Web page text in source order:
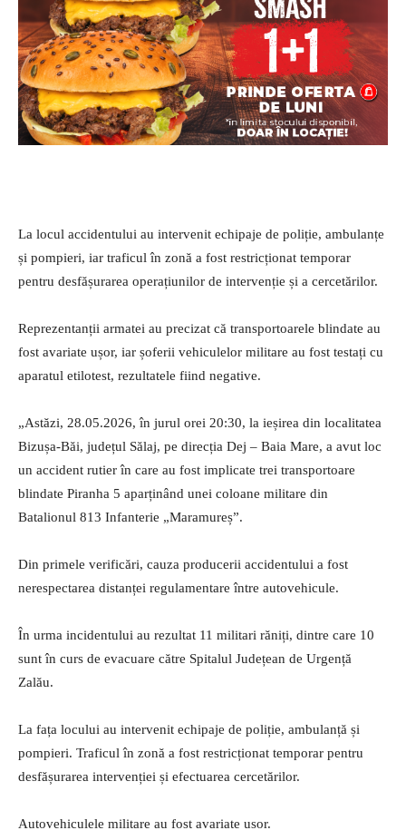
La locul accidentului au intervenit echipaje de poliție, ambulanțe
și pompieri, iar traficul în zonă a fost restricționat temporar
pentru desfășurarea operațiunilor de intervenție și a cercetărilor.
Reprezentanții armatei au precizat că transportoarele blindate au
fost avariate ușor, iar șoferii vehiculelor militare au fost testați cu
aparatul etilotest, rezultatele fiind negative.
„Astăzi, 28.05.2026, în jurul orei 20:30, la ieșirea din localitatea
Bizușa-Băi, județul Sălaj, pe direcția Dej – Baia Mare, a avut loc
un accident rutier în care au fost implicate trei transportoare
blindate Piranha 5 aparținând unei coloane militare din
Batalionul 813 Infanterie „Maramureș”.
Din primele verificări, cauza producerii accidentului a fost
nerespectarea distanței regulamentare între autovehicule.
În urma incidentului au rezultat 11 militari răniți, dintre care 10
sunt în curs de evacuare către Spitalul Județean de Urgență
Zalău.
La fața locului au intervenit echipaje de poliție, ambulanță și
pompieri. Traficul în zonă a fost restricționat temporar pentru
desfășurarea intervenției și efectuarea cercetărilor.
Autovehiculele militare au fost avariate usor.